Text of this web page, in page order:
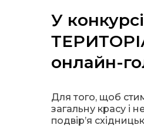
У
онлайн-
Для того, щоб
загальну красу і
подвір’я